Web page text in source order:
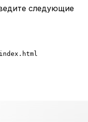
следующие